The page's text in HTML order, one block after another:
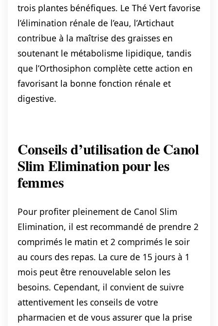
trois plantes bénéfiques. Le Thé Vert favorise
l’élimination rénale de l’eau, l’Artichaut
contribue à la maîtrise des graisses en
soutenant le métabolisme lipidique, tandis
que l’Orthosiphon complète cette action en
favorisant la bonne fonction rénale et
digestive.
Conseils d’utilisation de Canol
Slim Elimination pour les
femmes
Pour profiter pleinement de Canol Slim
Elimination, il est recommandé de prendre 2
comprimés le matin et 2 comprimés le soir
au cours des repas. La cure de 15 jours à 1
mois peut être renouvelable selon les
besoins. Cependant, il convient de suivre
attentivement les conseils de votre
pharmacien et de vous assurer que la prise